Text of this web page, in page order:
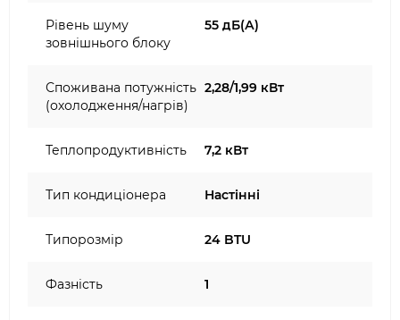
Рівень шуму
зовнішнього блоку
55 дБ(А)
Споживана потужність
(охолодження/нагрів)
2,28/1,99 кВт
Теплопродуктивність 7,2 кВт
Тип кондиціонера Настінні
Типорозмір 24 BTU
Фазність 1